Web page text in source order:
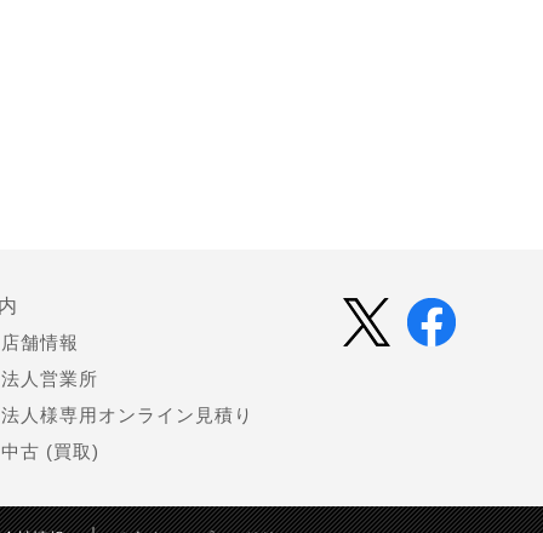
店舗情報
法人営業所
法人様専用オンライン見積り
中古 (買取)